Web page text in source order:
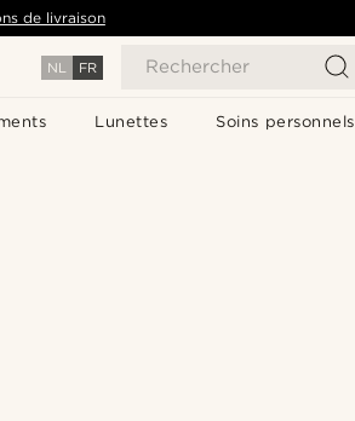
NL FR Rechercher
Lunettes Soins personnels
de livraison